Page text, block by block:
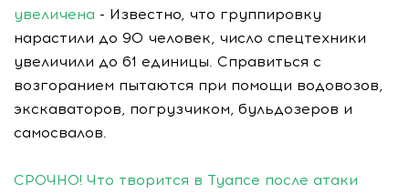
увеличена - Известно, что группировку
нарастили до 90 человек, число спецтехники
увеличили до 61 единицы. Справиться с
возгоранием пытаются при помощи водовозов,
экскаваторов, погрузчиком, бульдозеров и
самосвалов.
СРОЧНО! Что творится в Туапсе после атаки